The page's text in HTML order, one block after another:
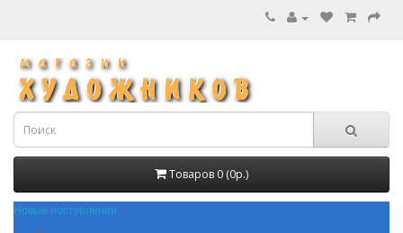
Товаров 0 (0р.)
Новые поступления